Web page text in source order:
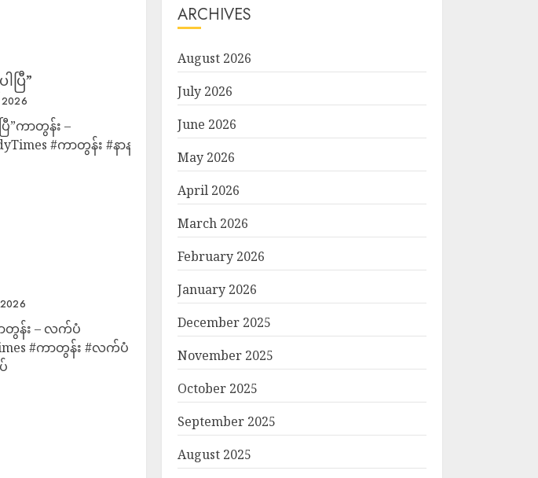
ြီ”
2026
ကာတွန်း –
#ကာတွန်း #နာနတ်သီး
2026
တွန်း – လက်ပံ
#ကာတွန်း #လက်ပံ
ARCHIVES
August 2026
July 2026
June 2026
May 2026
April 2026
March 2026
February 2026
January 2026
December 2025
November 2025
October 2025
September 2025
August 2025